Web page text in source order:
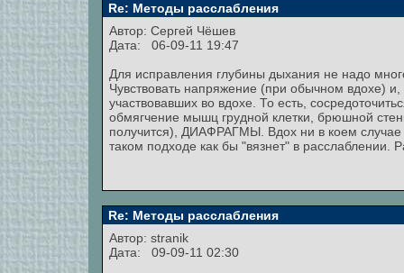
Re: Методы расслабления
Автор: Сергей Чёшев
Дата: 06-09-11 19:47
Для исправления глубины дыхания не надо
Чувствовать напряжение (при обычном вдохе)
участвовавших во вдохе. То есть,
обмягчение мышц грудной клетки, брюшной
получится), ДИАФРАГМЫ. Вдох ни в коем случае
таком подходе как бы "вязнет" в
Re: Методы расслабления
Автор: stranik
Дата: 09-09-11 02:30